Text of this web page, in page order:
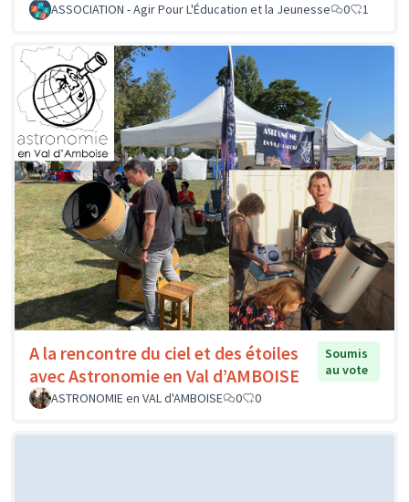
ASSOCIATION - Agir Pour L'Éducation et la Jeunesse
0 1
A la rencontre du ciel et des étoiles
avec Astronomie en Val d’AMBOISE
Soumis
au vote
ASTRONOMIE en VAL d'AMBOISE
0 0